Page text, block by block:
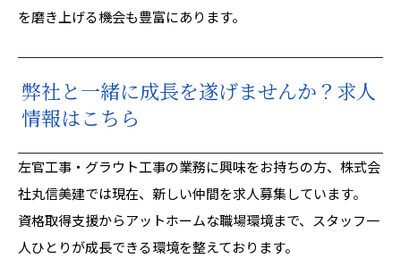
を磨き上げる機会も豊富にあります。
弊社と一緒に成長を遂げませんか？求人
情報はこちら
左官工事・グラウト工事の業務に興味をお持ちの方、株式会
社丸信美建では現在、新しい仲間を求人募集しています。
資格取得支援からアットホームな職場環境まで、スタッフ一
人ひとりが成長できる環境を整えております。